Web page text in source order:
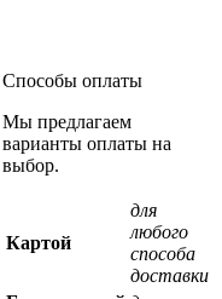
Способы оплаты
Мы предлагаем
варианты оплаты на
выбор.
Картой
для
любого
способа
доставки